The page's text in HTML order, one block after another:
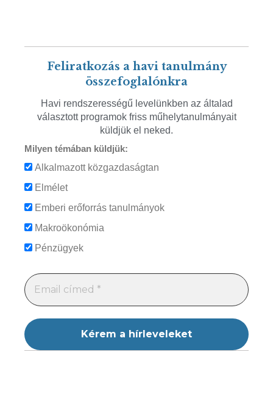
Feliratkozás a havi tanulmány
összefoglalónkra
Havi rendszerességű levelünkben az általad
választott programok friss műhelytanulmányait
küldjük el neked.
Milyen témában küldjük:
Alkalmazott közgazdaságtan
Elmélet
Emberi erőforrás tanulmányok
Makroökonómia
Pénzügyek